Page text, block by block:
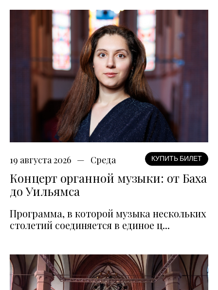
19 августа 2026 Среда КУПИТЬ БИЛЕТ
Концерт органной музыки: от Баха
до Уильямса
Программа, в которой музыка нескольких
столетий соединяется в единое ц...